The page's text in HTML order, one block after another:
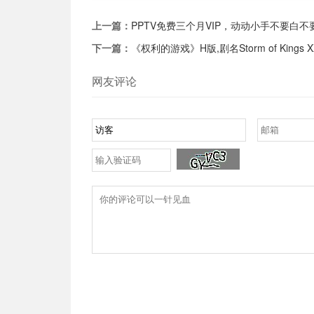
上一篇： PPTV免费三个月VIP，动动小手不要白不
下一篇：
《权利的游戏》H版,剧名Storm of Kings
网友评论